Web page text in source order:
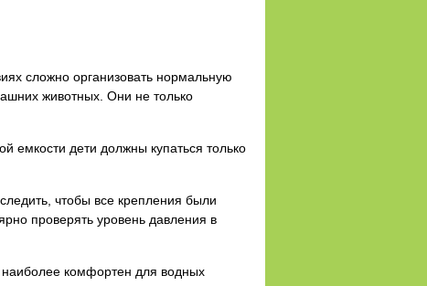
сложно организовать нормальную
животных. Они не только
емкости дети должны купаться только
чтобы все крепления были
проверять уровень давления в
наиболее комфортен для водных